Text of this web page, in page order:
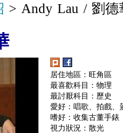
> Andy Lau / 劉德
居住地區：旺角區
最喜歡科目：物理
最討厭科目：歷史
愛好：唱歌、拍戲、
嗜好：收集古董手錶
視力狀況：散光